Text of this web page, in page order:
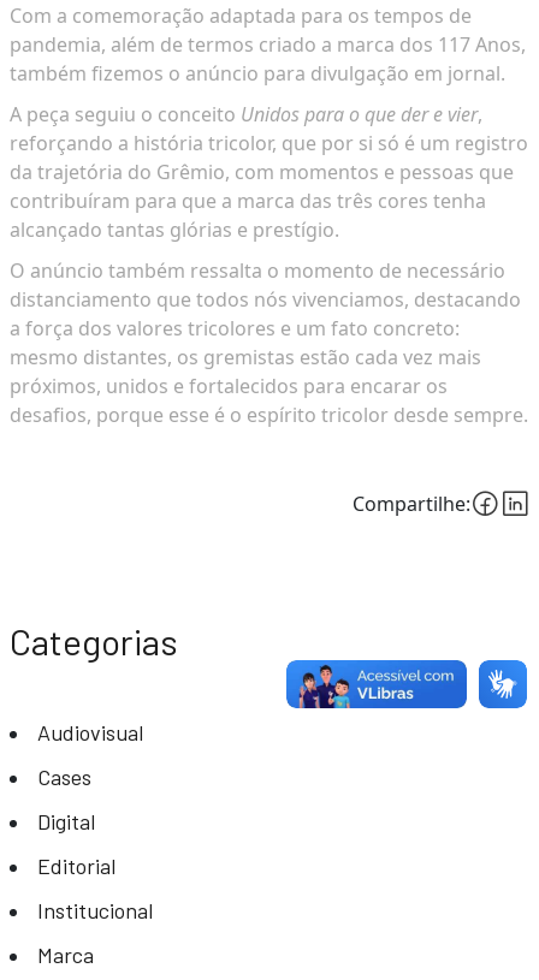
Com a comemoração adaptada para os tempos de
pandemia, além de termos criado a marca dos 117 Anos,
também fizemos o anúncio para divulgação em jornal.
A peça seguiu o conceito Unidos para o que der e vier,
reforçando a história tricolor, que por si só é um registro
da trajetória do Grêmio, com momentos e pessoas que
contribuíram para que a marca das três cores tenha
alcançado tantas glórias e prestígio.
O anúncio também ressalta o momento de necessário
distanciamento que todos nós vivenciamos, destacando
a força dos valores tricolores e um fato concreto:
mesmo distantes, os gremistas estão cada vez mais
próximos, unidos e fortalecidos para encarar os
desafios, porque esse é o espírito tricolor desde sempre.
Compartilhe:
Categorias
Audiovisual
Cases
Digital
Editorial
Institucional
Marca